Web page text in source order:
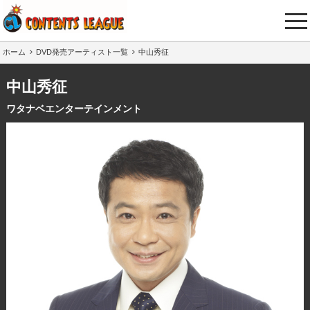
ホーム DVD発売アーティスト一覧 中山秀征
中山秀征
ワタナベエンターテインメント